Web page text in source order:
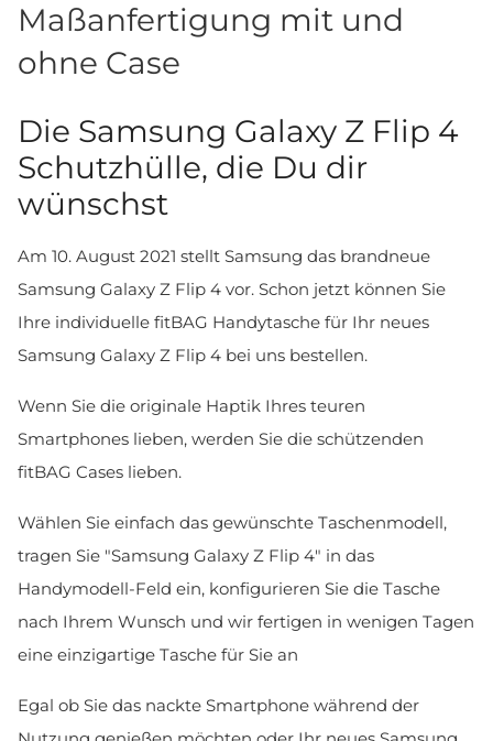
Maßanfertigung mit und
ohne Case
Die Samsung Galaxy Z Flip 4
Schutzhülle, die Du dir
wünschst
Am 10. August 2021 stellt Samsung das brandneue
Samsung Galaxy Z Flip 4 vor. Schon jetzt können Sie
Ihre individuelle fitBAG Handytasche für Ihr neues
Samsung Galaxy Z Flip 4 bei uns bestellen.
Wenn Sie die originale Haptik Ihres teuren
Smartphones lieben, werden Sie die schützenden
fitBAG Cases lieben.
Wählen Sie einfach das gewünschte Taschenmodell,
tragen Sie "Samsung Galaxy Z Flip 4" in das
Handymodell-Feld ein, konfigurieren Sie die Tasche
nach Ihrem Wunsch und wir fertigen in wenigen Tagen
eine einzigartige Tasche für Sie an
Egal ob Sie das nackte Smartphone während der